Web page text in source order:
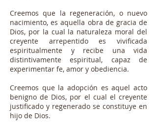
Creemos que la regeneración, o nuevo
nacimiento, es aquella obra de gracia de
Dios, por la cual la naturaleza moral del
creyente arrepentido es vivificada
espiritualmente y recibe una vida
distintivamente espiritual, capaz de
experimentar fe, amor y obediencia.
Creemos que la adopción es aquel acto
benigno de Dios, por el cual el creyente
justificado y regenerado se constituye en
hijo de Dios.